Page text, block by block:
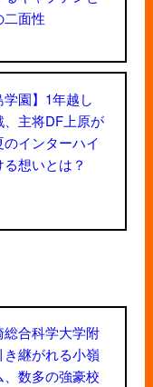
二面性
学園】1年越し
、主将DF上原が
のインターハイ
る想いとは？
総合科学大学附
き継がれる小嶺
、数多の強豪校